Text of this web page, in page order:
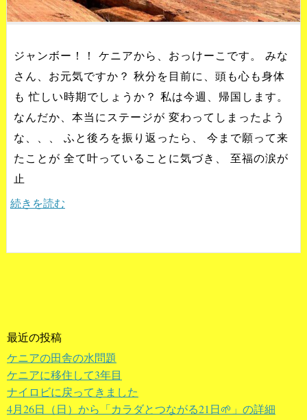
ジャンボー！！ ケニアから、おっけーこです。 みな
さん、お元気ですか？ 秋分を目前に、頭も心も身体
も 忙しい時期でしょうか？ 私は今週、帰国します。
なんだか、本当にステージが 変わってしまったよう
な、、、 ふと後ろを振り返ったら、 今まで願って来
たことが 全て叶っていることに気づき、 至福の涙が
止
続きを読む
最近の投稿
ケニアの田舎の水問題
ケニアに移住して3年目
ナイロビに戻ってきました
4月26日（日）から「カラダとつながる21日🌱」の詳細